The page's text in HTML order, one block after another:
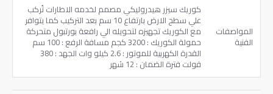
المواصفات
الفنية
كوريك سيزر هيدروليكي مصمم لخدمه الاطارات تُركب
علي سطح الارض بارتفاع 10 سم بعد التركيب كما يتوافر
مع الكوريك تجهيزه لتحويله الي رافعة بورتبول متحركة ‏
‏حمولة الكوريك ‏: ‎3200‏ كجم مسافة الرفع ‏: ‎100‏ سم
القدرة الكهربية للموتور ‏: ‎2.6‏ كيلو وات الجهد ‏: 380
فولت فترة الضمان ‏: ‎12‏ شهر